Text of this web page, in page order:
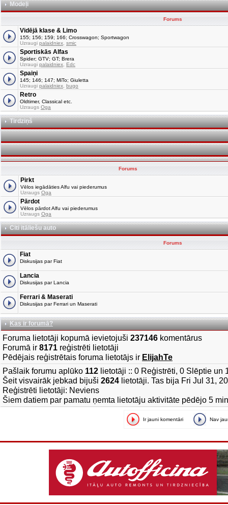
Modeļi
Forums
Vidējā klase & Limo
155; 156; 159; 166; Crosswagon; Sportwagon
Uzraugi palaidniex smic
Sportiskās Alfas
Spider; GTV; GT; Brera
Uzraugi palaidniex Edc
Spaiņi
145; 146; 147; MiTo; Giuletta
Uzraugi palaidniex bugo
Retro
Oldtimer, Classical etc.
Uzraugs Oga
Tirdziņš
Forums
Pirkt
Vēlos iegādāties Alfu vai piederumus
Uzraugs Oga
Pārdot
Vēlos pārdot Alfu vai piederumus
Uzraugs Oga
Citi itāliešu auto
Forums
Fiat
Diskusijas par Fiat
Lancia
Diskusijas par Lancia
Ferrari & Maserati
Diskusijas par Ferrari un Maserati
Kas ir forumā?
Foruma lietotāji kopumā ievietojuši 237146 komentārus
Forumā ir 8171 reģistrēti lietotāji
Pēdējais reģistrētais foruma lietotājs ir ElijahTe
Pašlaik forumu aplūko 112 lietotāji :: 0 Reģistrēti, 0 Slēptie
Šeit visvairāk jebkad bijuši 2624 lietotāji. Tas bija Fri Jul 31,
Reģistrēti lietotāji: Neviens
Šiem datiem par pamatu ņemta lietotāju aktivitāte pēdējo 5
Ir jauni komentāri Nav